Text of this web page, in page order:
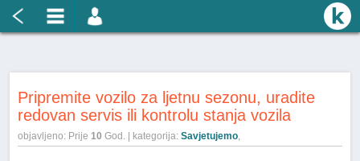
Pripremite vozilo za ljetnu sezonu, uradite
redovan servis ili kontrolu stanja vozila
objavljeno: Prije10 God. | kategorija:Savjetujemo,